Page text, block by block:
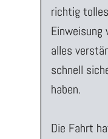
richtig
Einweisung
alles
schnell
haben.
Die Fahrt